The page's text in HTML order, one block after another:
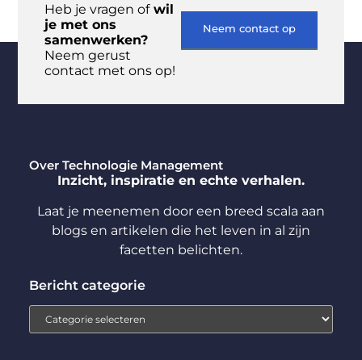
Heb je vragen ofwil
je met ons
samenwerken?
Neem gerust
contact met ons op!
Neem contact op
Over Technologie Management
Inzicht, inspiratie en echte verhalen.
Laat je meenemen door een breed scala aan
blogs en artikelen die het leven in al zijn
facetten belichten.
Bericht categorie